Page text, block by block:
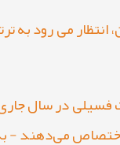
در سال